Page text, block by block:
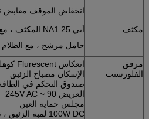
انخفاض الموقف مقابض
مكثف
آبي NA1.25 المكثف ، مع الحجاب الحاجز القزحية ، مع
حامل مرشح ، مع الظلام
مرفق
الفلورسنت
انعكاس Flurescent كوهلر الإضاءة ،
الإسكان مصباح الزئبق
صندوق التحكم في
العريض 90 ~ 245V AC
مجلس حماية العين
100W DC لمبة الزئبق ، تركزت على الهدف